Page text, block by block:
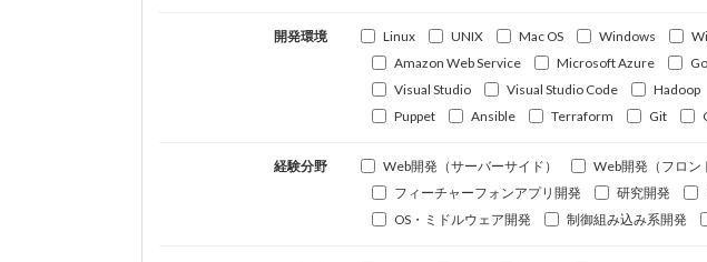
開発環境 Linux UNIX Mac OS Windows
Amazon Web Service
Microsoft Azure
Visual Studio
Visual Studio Code Hadoop
Puppet
Ansible Terraform Git
経験分野 Web開発（サーバーサイド） Web開発（フロン
フィーチャーフォンアプリ開発
研究開発
OS・ミドルウェア開発
制御組み込み系開発